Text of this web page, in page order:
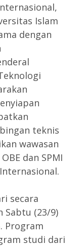
Islam
dengan
teknis
wawasan
dan SPMI
secara
Sabtu (23/9)
Program
studi dari